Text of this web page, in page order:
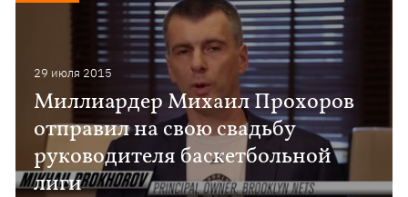
29 июля 2015
Миллиардер Михаил Прохоров
отправил на свою свадьбу
руководителя баскетбольной
лиги